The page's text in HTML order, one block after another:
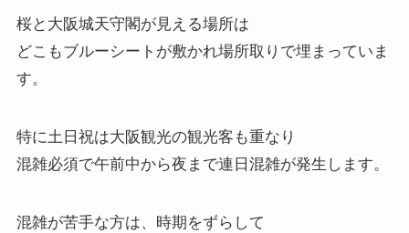
桜と大阪城天守閣が見える場所は
どこもブルーシートが敷かれ場所取りで埋まっていま
す。
特に土日祝は大阪観光の観光客も重なり
混雑必須で午前中から夜まで連日混雑が発生します。
混雑が苦手な方は、時期をずらして